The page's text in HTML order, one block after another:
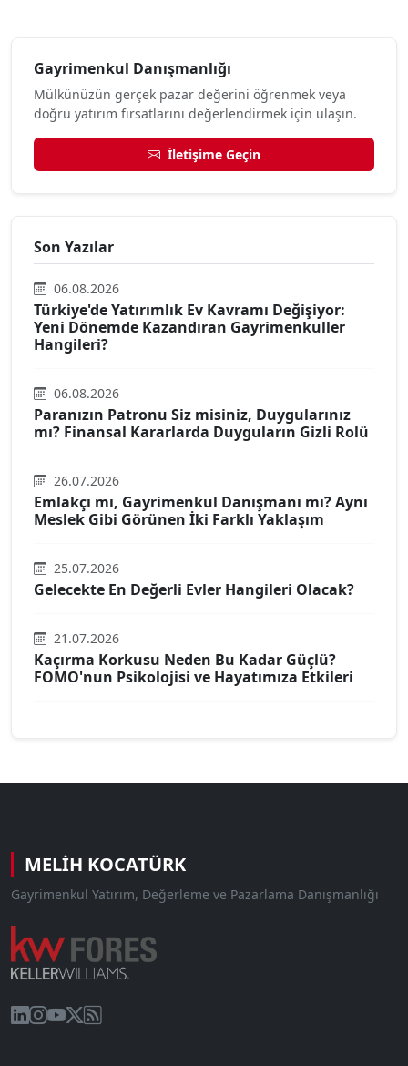
Gayrimenkul Danışmanlığı
Mülkünüzün gerçek pazar değerini öğrenmek veya
doğru yatırım fırsatlarını değerlendirmek için ulaşın.
İletişime Geçin
Son Yazılar
06.08.2026
Türkiye'de Yatırımlık Ev Kavramı Değişiyor:
Yeni Dönemde Kazandıran Gayrimenkuller
Hangileri?
06.08.2026
Paranızın Patronu Siz misiniz, Duygularınız
mı? Finansal Kararlarda Duyguların Gizli Rolü
26.07.2026
Emlakçı mı, Gayrimenkul Danışmanı mı? Aynı
Meslek Gibi Görünen İki Farklı Yaklaşım
25.07.2026
Gelecekte En Değerli Evler Hangileri Olacak?
21.07.2026
Kaçırma Korkusu Neden Bu Kadar Güçlü?
FOMO'nun Psikolojisi ve Hayatımıza Etkileri
MELIH KOCATÜRK
Gayrimenkul Yatırım, Değerleme ve Pazarlama Danışmanlığı